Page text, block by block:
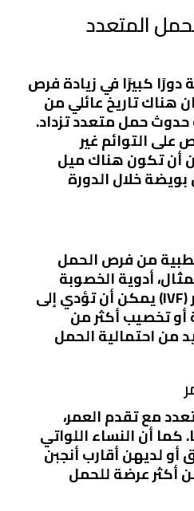
المتعدد
دورًا كبيرًا في زيادة فرص
هناك تاريخ عائلي من
حدوث حمل متعدد تزداد.
التوائم غير
أن تكون هناك ميل
خلال الدورة
من فرص الحمل
أدوية الخصوبة
والتخصيب في المختبر (IVF) يمكن أن تؤدي إلى
أو تخصيب أكثر من
من احتمالية الحمل
مع تقدم العمر،
سن 35 عامًا. كما أن النساء اللواتي
أو لديهن أقارب أنجبن
أكثر عرضة للحمل